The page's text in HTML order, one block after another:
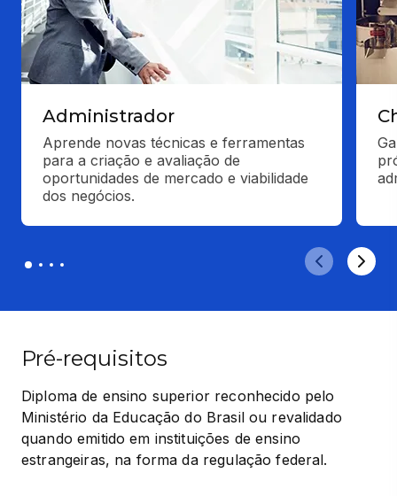
Administrador
Aprende novas técnicas e ferramentas
para a criação e avaliação de
oportunidades de mercado e viabilidade
dos negócios.
Pré-requisitos
Diploma de ensino superior reconhecido pelo
Ministério da Educação do Brasil ou revalidado
quando emitido em instituições de ensino
estrangeiras, na forma da regulação federal.